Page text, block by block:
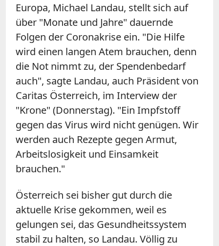
Europa, Michael Landau, stellt sich auf
über "Monate und Jahre" dauernde
Folgen der Coronakrise ein. "Die Hilfe
wird einen langen Atem brauchen, denn
die Not nimmt zu, der Spendenbedarf
auch", sagte Landau, auch Präsident von
Caritas Österreich, im Interview der
"Krone" (Donnerstag). "Ein Impfstoff
gegen das Virus wird nicht genügen. Wir
werden auch Rezepte gegen Armut,
Arbeitslosigkeit und Einsamkeit
brauchen."
Österreich sei bisher gut durch die
aktuelle Krise gekommen, weil es
gelungen sei, das Gesundheitssystem
stabil zu halten, so Landau. Völlig zu